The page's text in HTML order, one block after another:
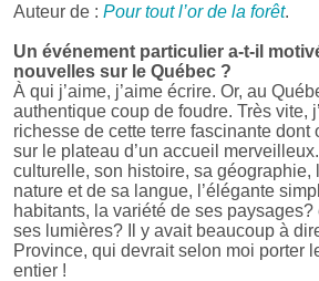
Auteur de : Pour tout l’or de la forêt.
Un événement particulier a-t-il
nouvelles sur le Québec ?
À qui j’aime, j’aime écrire. Or, au
authentique coup de foudre. Très vite,
richesse de cette terre fascinante dont
sur le plateau d’un accueil
culturelle, son histoire, sa géographie,
nature et de sa langue, l’élégante
habitants, la variété de ses
ses lumières? Il y avait beaucoup à
Province, qui devrait selon moi porter
entier !